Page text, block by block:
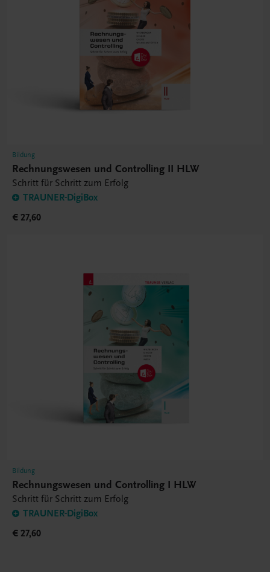
Bildung
Rechnungswesen und Controlling II HLW
Schritt für Schritt zum Erfolg
TRAUNER-DigiBox
€ 27,60
Bildung
Rechnungswesen und Controlling I HLW
Schritt für Schritt zum Erfolg
TRAUNER-DigiBox
€ 27,60